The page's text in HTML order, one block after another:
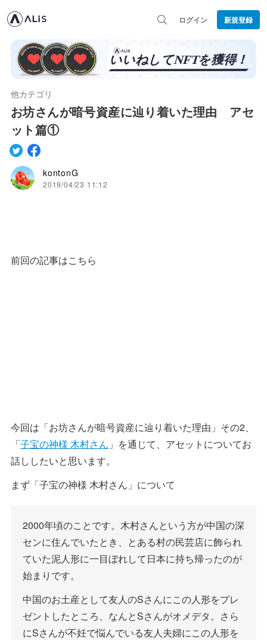
ログイン 新規登録
他カテゴリ
お坊さんが暗号資産に辿り着いた理由 アセ
ット篇①
kontonG
2019/04/23 11:12
前回の記事はこちら
今回は「お坊さんが暗号資産に辿り着いた理由」その2、
「子宝の神様 木村さん 」を通じて、アセットについてお
話ししたいと思います。
まず「子宝の神様 木村さん」について
2000年頃のことです。木村さんという方が中国の深
センに住んでいたとき、とある村の民芸店に飾られ
ていた泥人形に一目ぼれして日本に持ち帰ったのが
始まりです。
中国のお土産として友人のSさんにこの人形をプレ
ゼントしたところ、なんとSさんがオメデタ。さら
にSさんが不妊で悩んでいる友人夫婦にこの人形を